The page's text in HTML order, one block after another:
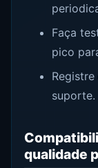
Faça
pico
suporte.
qualidade